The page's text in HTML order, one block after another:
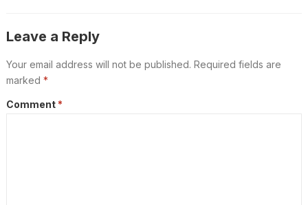
കാണണം’ എന്ന് കണ്ണീരോടെ മകൾ
Leave a Reply
Your email address will not be published. Required fields are
marked *
Comment *